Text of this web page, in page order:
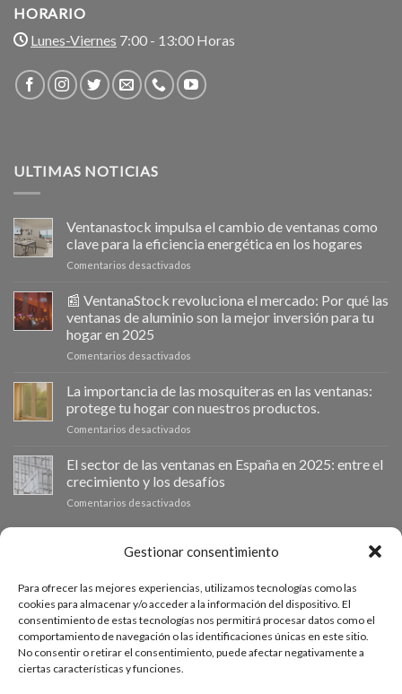
Gestionar consentimiento
Para ofrecer las mejores experiencias, utilizamos tecnologías como las
cookies para almacenar y/o acceder a la información del dispositivo. El
consentimiento de estas tecnologías nos permitirá procesar datos como el
comportamiento de navegación o las identificaciones únicas en este sitio.
No consentir o retirar el consentimiento, puede afectar negativamente a
ciertas características y funciones.
HORARIO
Lunes-Viernes 7:00 - 13:00 Horas
ULTIMAS NOTICIAS
Ventanastock impulsa el cambio de ventanas como
clave para la eficiencia energética en los hogares
Comentarios desactivados
impulsa
el
cambio
la
en
los
📰 VentanaStock revoluciona el mercado: Por qué las
ventanas de aluminio son la mejor inversión para tu
hogar en 2025
Comentarios desactivados
VentanaStock
revoluciona
el
qué
las
la
inversión
para
hogar
en
2025
La importancia de las mosquiteras en las ventanas:
protege tu hogar con nuestros productos.
Comentarios desactivados
importancia
de
las
ventanas:
hogar
con
nuestros
productos.
El sector de las ventanas en España en 2025: entre el
crecimiento y los desafíos
Comentarios desactivados
de
en
España
en
2025:
entre
PRESUPUESTO A MEDIDA
Si necesitas ventanas de otras medidas puedes solicitar un
presupuesto a medida desde nuestro formulario de solicitud
de presupuesto.